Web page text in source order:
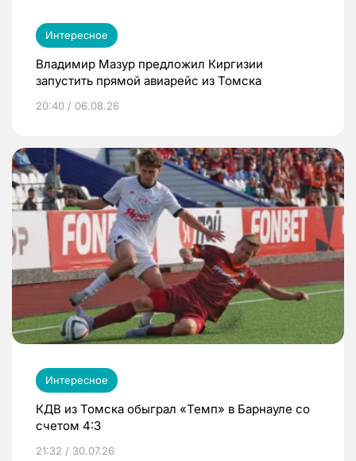
Интересное
Владимир Мазур предложил Киргизии
запустить прямой авиарейс из Томска
20:40 / 06.08.26
Интересное
КДВ из Томска обыграл «Темп» в Барнауле со
счетом 4:3
21:32 / 30.07.26